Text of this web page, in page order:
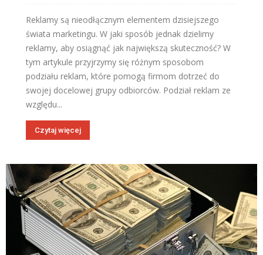
Reklamy są nieodłącznym elementem dzisiejszego
świata marketingu. W jaki sposób jednak dzielimy
reklamy, aby osiągnąć jak największą skuteczność? W
tym artykule przyjrzymy się różnym sposobom
podziału reklam, które pomogą firmom dotrzeć do
swojej docelowej grupy odbiorców. Podział reklam ze
względu...
Czytaj więcej